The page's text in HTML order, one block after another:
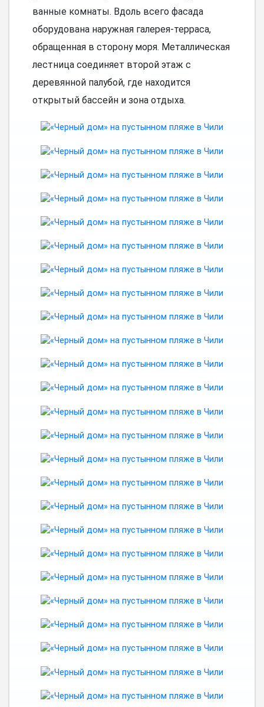
ванные комнаты. Вдоль всего фасада
оборудована наружная галерея-терраса,
обращенная в сторону моря. Металлическая
лестница соединяет второй этаж с
деревянной палубой, где находится
открытый бассейн и зона отдыха.